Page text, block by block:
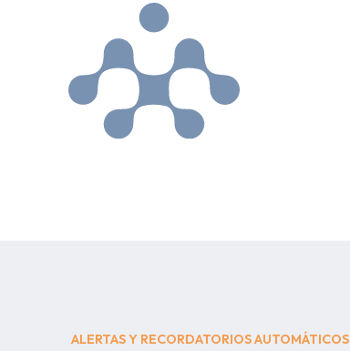
ALERTAS Y RECORDATORIOS AUTOMÁTICOS